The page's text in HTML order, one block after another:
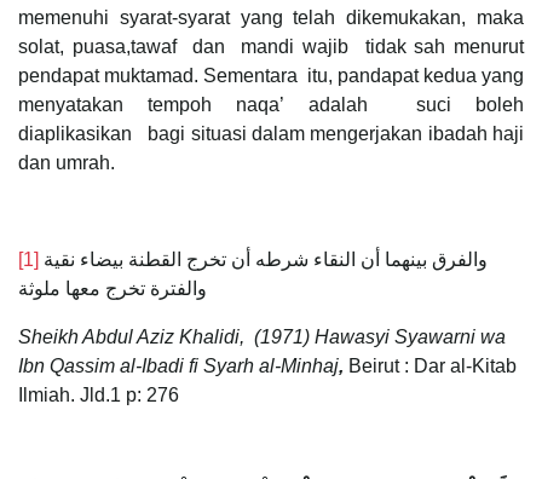
memenuhi syarat-syarat yang telah dikemukakan, maka
solat, puasa,tawaf dan mandi wajib tidak sah menurut
pendapat muktamad. Sementara itu, pandapat kedua yang
menyatakan tempoh naqa’ adalah suci boleh
diaplikasikan bagi situasi dalam mengerjakan ibadah haji
dan umrah.
[1]
والفترة تخرج معها ملوثة
Sheikh Abdul Aziz Khalidi, (1971) Hawasyi Syawarni wa
Ibn Qassim al-Ibadi fi Syarh al-Minhaj, Beirut : Dar al-Kitab
Ilmiah. Jld.1 p: 276